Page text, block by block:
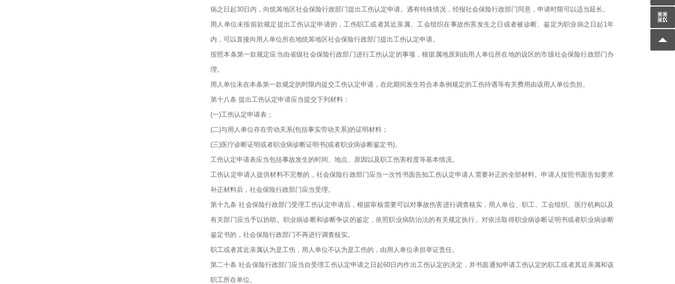
病之日起30日内，向统筹地区社会保险行政部门提出工伤认定申请。遇有特殊情况，经报社会保险行政部门同意，申请时限可以适当延长。
用人单位未按前款规定提出工伤认定申请的，工伤职工或者其近亲属、工会组织在事故伤害发生之日或者被诊断、鉴定为职业病之日起1年
内，可以直接向用人单位所在地统筹地区社会保险行政部门提出工伤认定申请。
按照本条第一款规定应当由省级社会保险行政部门进行工伤认定的事项，根据属地原则由用人单位所在地的设区的市级社会保险行政部门办
理。
用人单位未在本条第一款规定的时限内提交工伤认定申请，在此期间发生符合本条例规定的工伤待遇等有关费用由该用人单位负担。
第十八条 提出工伤认定申请应当提交下列材料：
(一)工伤认定申请表；
(二)与用人单位存在劳动关系(包括事实劳动关系)的证明材料；
(三)医疗诊断证明或者职业病诊断证明书(或者职业病诊断鉴定书)。
工伤认定申请表应当包括事故发生的时间、地点、原因以及职工伤害程度等基本情况。
工伤认定申请人提供材料不完整的，社会保险行政部门应当一次性书面告知工伤认定申请人需要补正的全部材料。申请人按照书面告知要求
补正材料后，社会保险行政部门应当受理。
第十九条 社会保险行政部门受理工伤认定申请后，根据审核需要可以对事故伤害进行调查核实，用人单位、职工、工会组织、医疗机构以及
有关部门应当予以协助。职业病诊断和诊断争议的鉴定，依照职业病防治法的有关规定执行。对依法取得职业病诊断证明书或者职业病诊断
鉴定书的，社会保险行政部门不再进行调查核实。
职工或者其近亲属认为是工伤，用人单位不认为是工伤的，由用人单位承担举证责任。
第二十条 社会保险行政部门应当自受理工伤认定申请之日起60日内作出工伤认定的决定，并书面通知申请工伤认定的职工或者其近亲属和该
职工所在单位。